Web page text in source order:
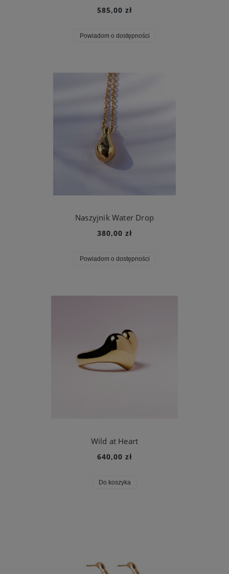
585,00 zł
Powiadom o dostępności
Naszyjnik Water Drop
380,00 zł
Powiadom o dostępności
Wild at Heart
640,00 zł
Do koszyka